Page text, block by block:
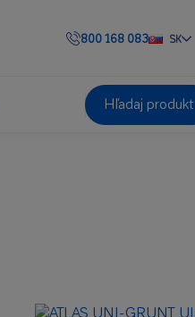
800 168 083 SK
Hľadaj produkt